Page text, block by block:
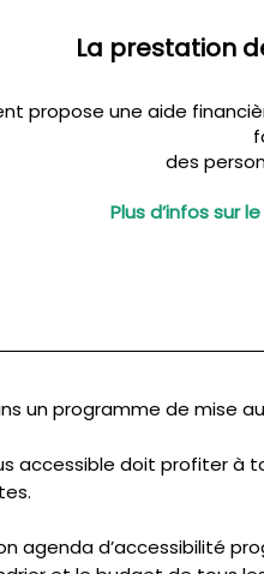
La prestation
propose une aide
des
Plus d’infos sur
un programme de mise
accessible doit profiter à
agenda d’accessibilité